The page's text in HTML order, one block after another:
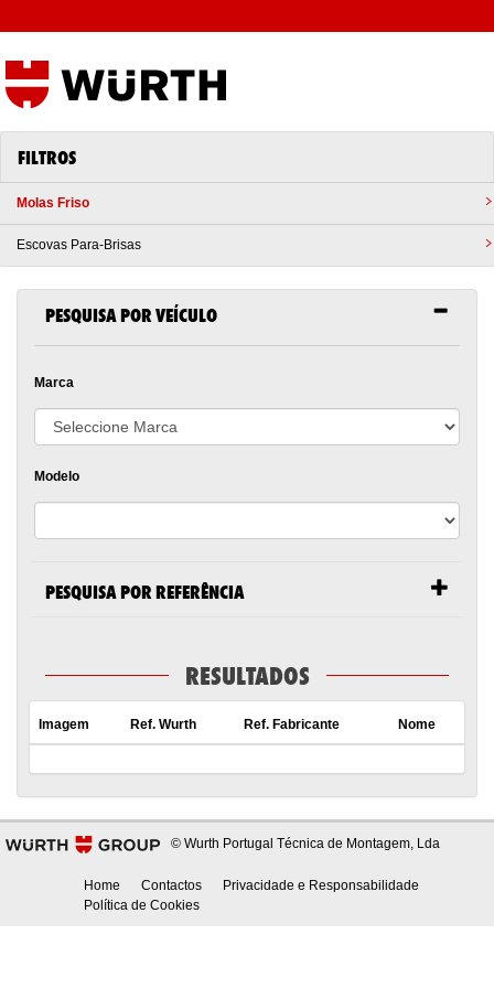
FILTROS
Molas Friso
Escovas Para-Brisas
PESQUISA POR VEÍCULO
Marca
Modelo
PESQUISA POR REFERÊNCIA
RESULTADOS
Imagem Ref. Wurth Ref. Fabricante Nome
© Wurth Portugal Técnica de Montagem, Lda
Home Contactos
Privacidade e Responsabilidade
Política de Cookies